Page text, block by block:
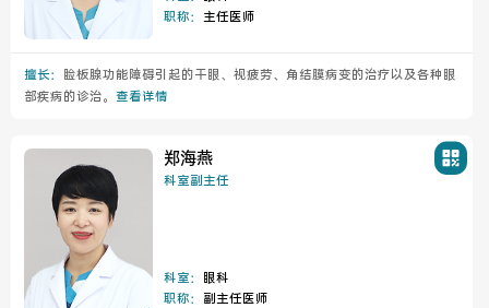
门诊就诊指南
医院布局
出/入院服务
职称： 主任医师
擅长：
睑板腺功能障碍引起的干眼、视疲劳、角结膜病变的治疗以及各种眼
部疾病的诊治。 查看详情
郑海燕
科室副主任
科室： 眼科
职称： 副主任医师